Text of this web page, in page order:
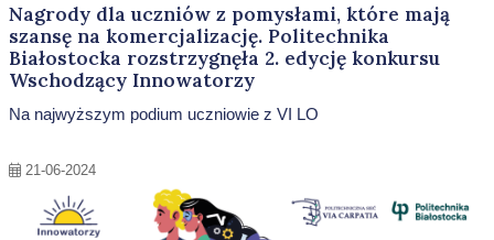
Nagrody dla uczniów z pomysłami, które mają
szansę na komercjalizację. Politechnika
Białostocka rozstrzygnęła 2. edycję konkursu
Wschodzący Innowatorzy
Na najwyższym podium uczniowie z VI LO
21-06-2024